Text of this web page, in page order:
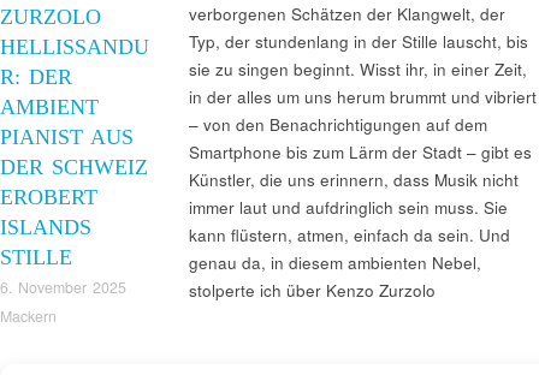
ZURZOLO
HELLISSANDU
R: DER
AMBIENT
PIANIST AUS
DER SCHWEIZ
EROBERT
ISLANDS
STILLE
6. November 2025
Mackern
verborgenen Schätzen der Klangwelt, der
Typ, der stundenlang in der Stille lauscht, bis
sie zu singen beginnt. Wisst ihr, in einer Zeit,
in der alles um uns herum brummt und vibriert
– von den Benachrichtigungen auf dem
Smartphone bis zum Lärm der Stadt – gibt es
Künstler, die uns erinnern, dass Musik nicht
immer laut und aufdringlich sein muss. Sie
kann flüstern, atmen, einfach da sein. Und
genau da, in diesem ambienten Nebel,
stolperte ich über Kenzo Zurzolo